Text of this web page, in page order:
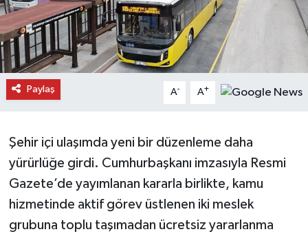
Paylaş A- A+
Şehir içi ulaşımda yeni bir düzenleme daha
yürürlüğe girdi. Cumhurbaşkanı imzasıyla Resmi
Gazete’de yayımlanan kararla birlikte, kamu
hizmetinde aktif görev üstlenen iki meslek
grubuna toplu taşımadan ücretsiz yararlanma
Doğanyurt Haberleri
Hanönü Haberleri
İhsangazi Haberleri
Küre Haberleri
Merkez Haberleri
Pınarbaşı Haberleri